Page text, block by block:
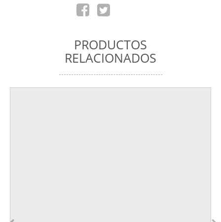
PRODUCTOS
RELACIONADOS